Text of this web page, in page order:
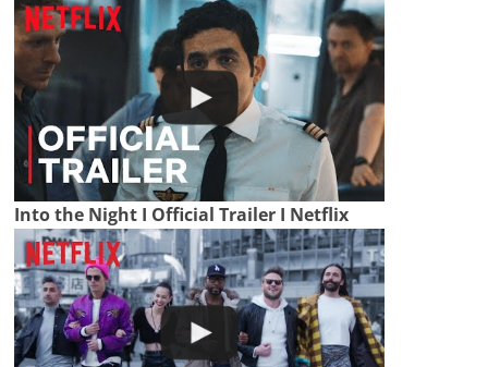
Into the Night I Official Trailer I Netflix